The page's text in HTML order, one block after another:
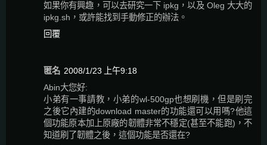
如果你有興趣，可以去研究一下 ipkg，以及 Oleg 大大的
ipkg.sh，或許能找到手動修正的辦法。
回覆
匿名 2008/1/23 上午9:18
Abin大您好:
小弟有一事請教，小弟的wl-500gp也想刷機，但是刷完
之後它內建的download master的功能還可以用嗎?他這
個功能原本加上原廠的韌體非常不穩定(甚至不能跑)，不
知道刷了韌體之後，這個功能是否還在?